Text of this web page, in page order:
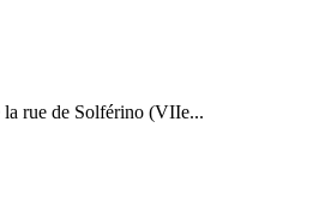
la rue de Solférino (VIIe...